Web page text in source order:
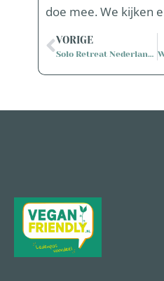
doe mee. We kijken
VORIGE
Solo Retreat Nederland – Land aan Zee